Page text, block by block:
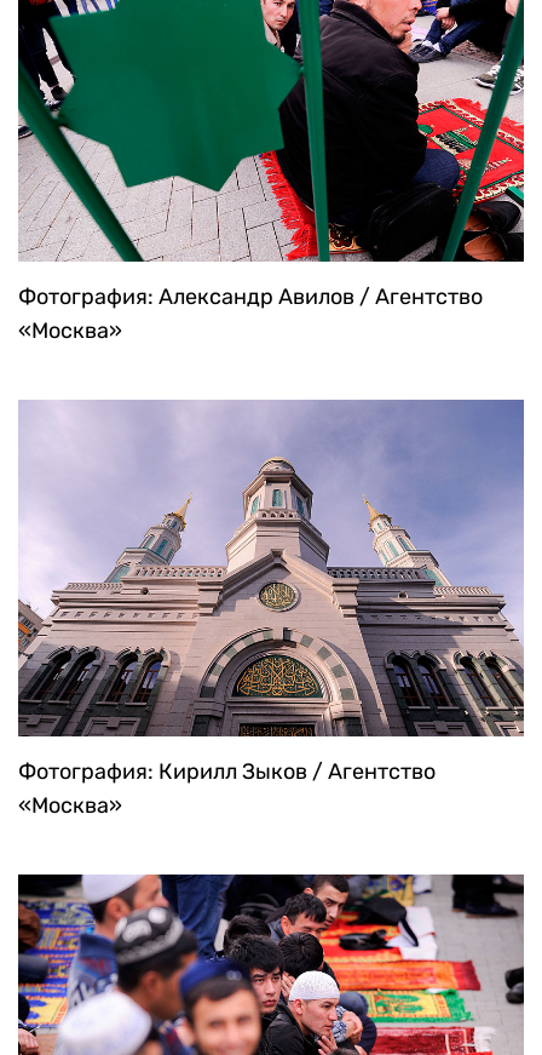
Фотография: Александр Авилов / Агентство
«Москва»
Фотография: Кирилл Зыков / Агентство
«Москва»